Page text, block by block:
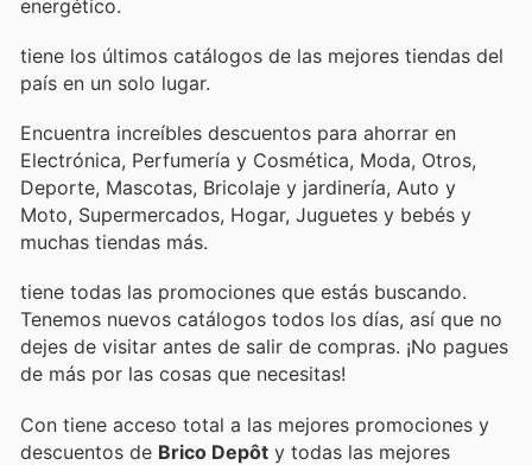
energético.
tiene los últimos catálogos de las mejores tiendas del
país en un solo lugar.
Encuentra increíbles descuentos para ahorrar en
Electrónica, Perfumería y Cosmética, Moda, Otros,
Deporte, Mascotas, Bricolaje y jardinería, Auto y
Moto, Supermercados, Hogar, Juguetes y bebés y
muchas tiendas más.
tiene todas las promociones que estás buscando.
Tenemos nuevos catálogos todos los días, así que no
dejes de visitar antes de salir de compras. ¡No pagues
de más por las cosas que necesitas!
Con tiene acceso total a las mejores promociones y
descuentos de Brico Depôt y todas las mejores